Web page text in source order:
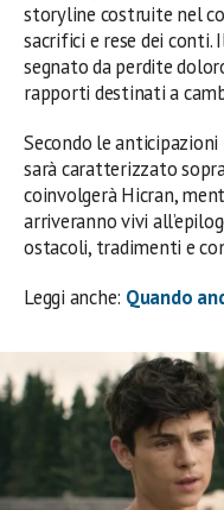
storyline costruite nel
sacrifici e rese dei conti.
segnato da perdite
rapporti destinati a
Secondo le
sarà caratterizzato
coinvolgerà Hicran,
arriveranno vivi
ostacoli, tradimenti e
Leggi anche: Quando